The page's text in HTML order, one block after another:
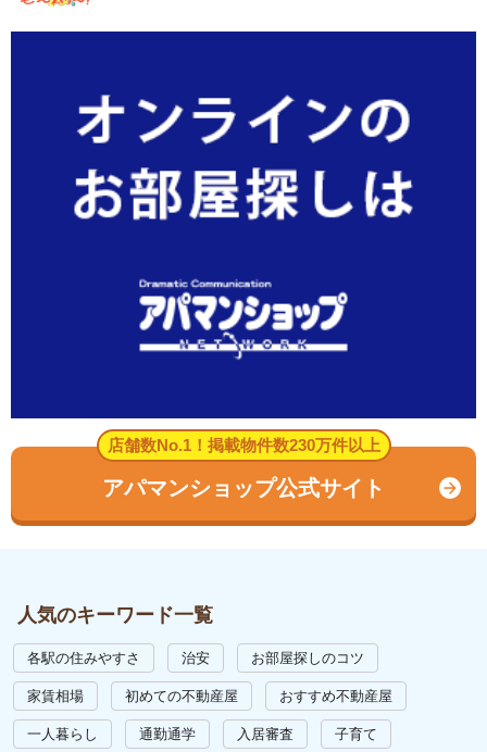
店舗数No.1！掲載物件数230万件以上
アパマンショップ公式サイト
人気のキーワード一覧
各駅の住みやすさ 治安 お部屋探しのコツ
家賃相場 初めての不動産屋 おすすめ不動産屋
一人暮らし 通勤通学 入居審査 子育て